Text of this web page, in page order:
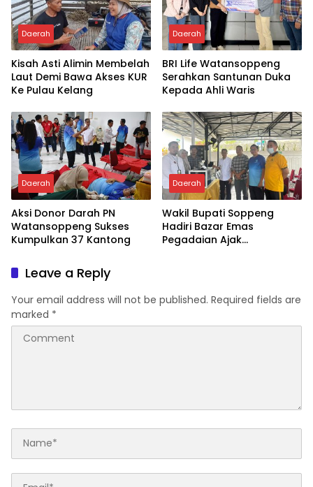
Daerah
Kisah Asti Alimin Membelah
Laut Demi Bawa Akses KUR
Ke Pulau Kelang
Daerah
BRI Life Watansoppeng
Serahkan Santunan Duka
Kepada Ahli Waris
Daerah
Aksi Donor Darah PN
Watansoppeng Sukses
Kumpulkan 37 Kantong
Daerah
Wakil Bupati Soppeng
Hadiri Bazar Emas
Pegadaian Ajak
Leave a Reply
Your email address will not be published. Required fields are
marked *